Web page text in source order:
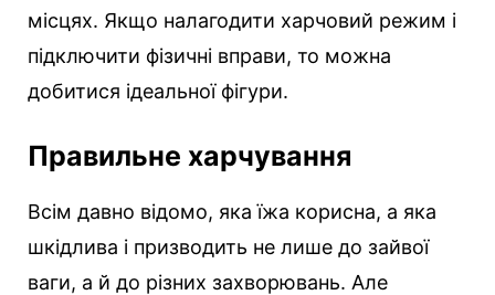
місцях. Якщо налагодити харчовий режим і
підключити фізичні вправи, то можна
добитися ідеальної фігури.
Правильне харчування
Всім давно відомо, яка їжа корисна, а яка
шкідлива і призводить не лише до зайвої
ваги, а й до різних захворювань. Але